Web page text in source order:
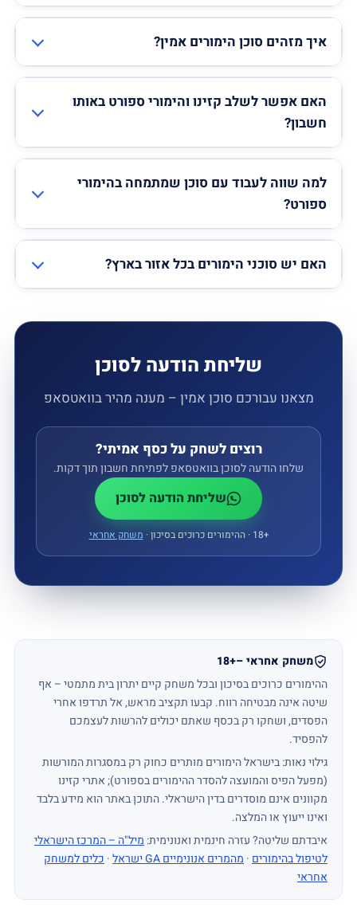
איך מזהים סוכן הימורים אמין?
האם אפשר לשלב קזינו והימורי ספורט באותו
חשבון?
למה שווה לעבוד עם סוכן שמתמחה בהימורי
ספורט?
האם יש סוכני הימורים בכל אזור בארץ?
שליחת הודעה לסוכן
מצאנו עבורכם סוכן אמין – מענה מהיר בוואטסאפ
רוצים לשחק על כסף אמיתי?
שלחו הודעה לסוכן בוואטסאפ לפתיחת חשבון תוך דקות.
שליחת הודעה לסוכן
18+ ‏ · ההימורים כרוכים בסיכון · משחק אחראי
משחק אחראי –18+
ההימורים כרוכים בסיכון ובכל משחק קיים יתרון בית מתמטי – אף
שיטה אינה מבטיחה רווח. קבעו תקציב מראש, אל תרדפו אחרי
הפסדים, ושחקו רק בכסף שאתם יכולים להרשות לעצמכם
להפסיד.
גילוי נאות: בישראל הימורים מותרים כחוק רק במסגרות המורשות
(מפעל הפיס והמועצה להסדר ההימורים בספורט); אתרי קזינו
מקוונים אינם מוסדרים בדין הישראלי. התוכן באתר הוא מידע בלבד
ואינו ייעוץ או המלצה.
איבדתם שליטה? עזרה חינמית ואנונימית:מיל"ה – המרכז הישראלי
לטיפול בהימורים·מהמרים אנונימיים GA ישראל ·כלים למשחק
אחראי